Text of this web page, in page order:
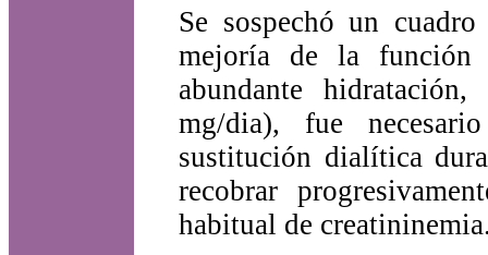
Se sospechó un
mejoría de la función
abundante
mg/dia), fue
sustitución dialítica
recobrar
habitual de